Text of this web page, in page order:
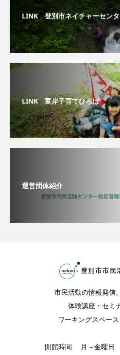
LINK 登別市ネイチャーセン
LINK 富岸子育てひろば
運営団体紹介
市民活動の情報発信
体験講座・セミ
ワーキングスペー
開館時間 月～金曜日